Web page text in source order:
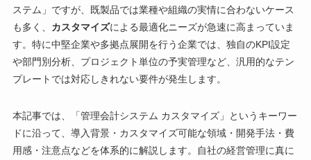
ステム」ですが、既製品では業種や組織の実情に合わないケース
も多く、 カスタマイズによる最適化ニーズが急速に高まっていま
す。特に中堅企業や多拠点展開を行う企業では、独自のKPI設定
や部門別分析、プロジェクト単位の予実管理など、汎用的なテン
プレートでは対応しきれない要件が発生します。
本記事では、「管理会計システム カスタマイズ」というキーワー
ドに沿って、導入背景・カスタマイズ可能な領域・開発手法・費
用感・注意点などを体系的に解説します。自社の経営管理に真に